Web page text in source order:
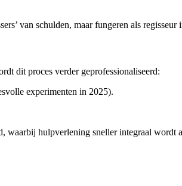
van schulden, maar fungeren als regisseur
dit proces verder geprofessionaliseerd:
experimenten in 2025).
waarbij hulpverlening sneller integraal wordt